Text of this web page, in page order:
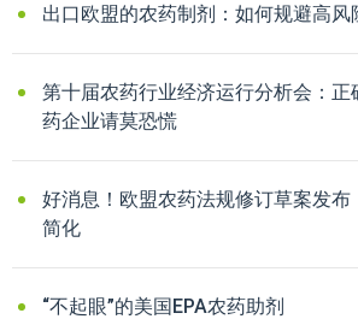
出口欧盟的农药制剂：如何规避高风
第十届农药行业经济运行分析会：正
药企业请莫恐慌
好消息！欧盟农药法规修订草案发
简化
“不起眼”的美国EPA农药助剂